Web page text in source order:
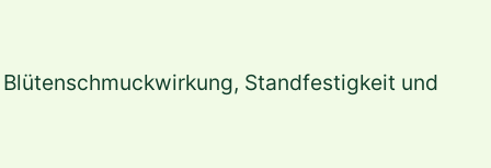
Standfestigkeit und